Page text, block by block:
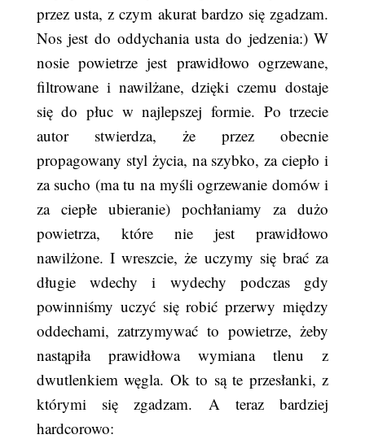
przez usta, z czym akurat bardzo się zgadzam.
Nos jest do oddychania usta do jedzenia:) W
nosie powietrze jest prawidłowo ogrzewane,
filtrowane i nawilżane, dzięki czemu dostaje
się do płuc w najlepszej formie. Po trzecie
autor stwierdza, że przez obecnie
propagowany styl życia, na szybko, za ciepło i
za sucho (ma tu na myśli ogrzewanie domów i
za ciepłe ubieranie) pochłaniamy za dużo
powietrza, które nie jest prawidłowo
nawilżone. I wreszcie, że uczymy się brać za
długie wdechy i wydechy podczas gdy
powinniśmy uczyć się robić przerwy między
oddechami, zatrzymywać to powietrze, żeby
nastąpiła prawidłowa wymiana tlenu z
dwutlenkiem węgla. Ok to są te przesłanki, z
którymi się zgadzam. A teraz bardziej
hardcorowo: